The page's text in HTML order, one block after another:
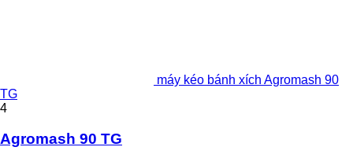
máy kéo bánh xích Agromash 90
TG
4
Agromash 90 TG